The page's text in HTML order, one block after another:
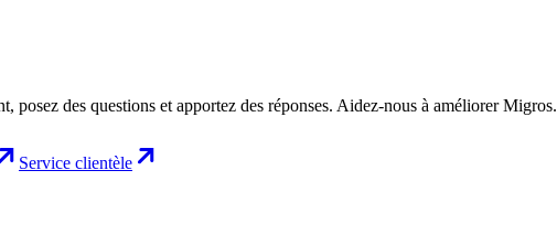
des questions et apportez des réponses. Aidez-nous à améliorer Migros.
Service clientèle